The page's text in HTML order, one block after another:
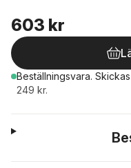
603 kr
Beställningsvara. Skickas
249 kr.